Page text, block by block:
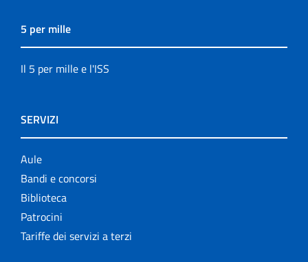
5 per mille
Il 5 per mille e l'ISS
SERVIZI
Aule
Bandi e concorsi
Biblioteca
Patrocini
Tariffe dei servizi a terzi